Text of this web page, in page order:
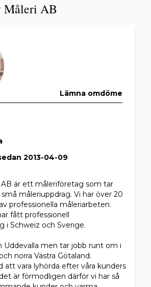
Måleri AB
Lämna omdöme
2013-04-09
är ett måleriföretag som tar
måleriuppdrag. Vi har över 20
professionella måleriarbeten.
fått professionell
i Schweiz och Sverige.
Uddevalla men tar jobb runt om i
norra Västra Götaland.
att vara lyhörda efter våra kunders
är förmodligen därför vi har så